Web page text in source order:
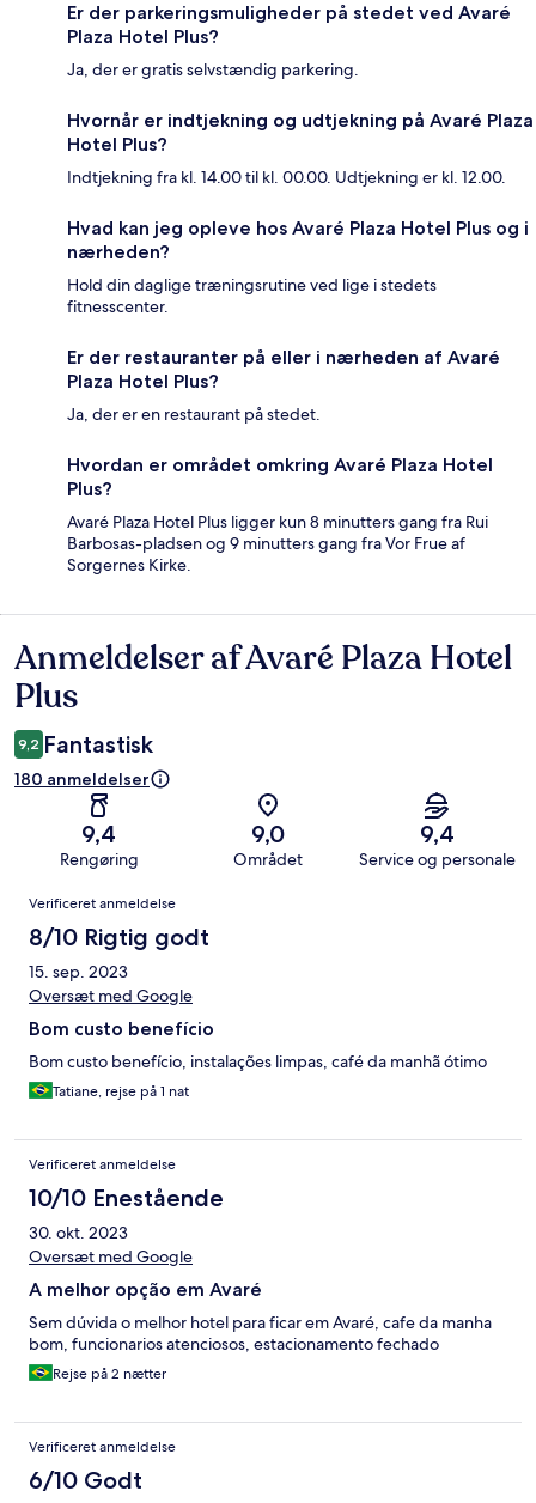
Er der parkeringsmuligheder på stedet ved Avaré
Plaza Hotel Plus?
Ja, der er gratis selvstændig parkering.
Hvornår er indtjekning og udtjekning på Avaré Plaza
Hotel Plus?
Indtjekning fra kl. 14.00 til kl. 00.00. Udtjekning er kl. 12.00.
Hvad kan jeg opleve hos Avaré Plaza Hotel Plus og i
nærheden?
Hold din daglige træningsrutine ved lige i stedets
fitnesscenter.
Er der restauranter på eller i nærheden af Avaré
Plaza Hotel Plus?
Ja, der er en restaurant på stedet.
Hvordan er området omkring Avaré Plaza Hotel
Plus?
Avaré Plaza Hotel Plus ligger kun 8 minutters gang fra Rui
Barbosas-pladsen og 9 minutters gang fra Vor Frue af
Sorgernes Kirke.
Anmeldelser
Anmeldelser af Avaré Plaza Hotel
Plus
9,2 Fantastisk
180 anmeldelser
9,4
Rengøring
9,0
Området
9,4
Service og personale
Anmeldelser
Verificeret anmeldelse
8/10 Rigtig godt
15. sep. 2023
Oversæt med Google
Bom custo benefício
Bom custo benefício, instalações limpas, café da manhã ótimo
Tatiane, rejse på 1 nat
Verificeret anmeldelse
10/10 Enestående
30. okt. 2023
Oversæt med Google
A melhor opção em Avaré
Sem dúvida o melhor hotel para ficar em Avaré, cafe da manha
bom, funcionarios atenciosos, estacionamento fechado
Rejse på 2 nætter
Verificeret anmeldelse
6/10 Godt